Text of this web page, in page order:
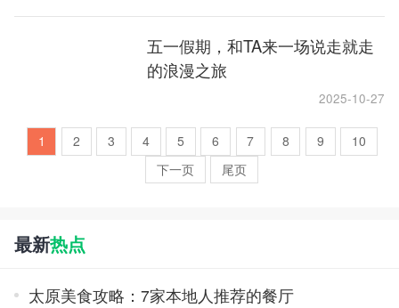
五一假期，和TA来一场说走就走
的浪漫之旅
2025-10-27
1 2 3 4 5 6 7 8 9
10
下一页
尾页
最新热点
太原美食攻略：7家本地人推荐的餐厅